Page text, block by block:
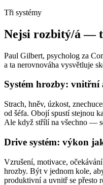
Tři systémy
Nejsi rozbitý/á —
Paul Gilbert, psycholog za
a ta nerovnováha vysvětluje
Systém hrozby: vnitřní
Strach, hněv, úzkost,
od šéfa. Obojí spustí stejnou
Ale když střílí na všechno —
Drive systém: výkon
Vzrušení, motivace,
hrozby. Být v jednom kole,
produktivní a uvnitř se přesto